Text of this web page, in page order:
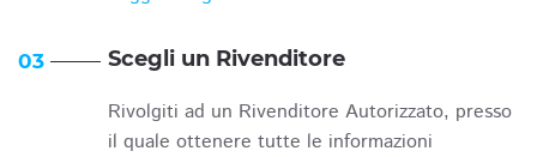
03 Scegli un Rivenditore
Rivolgiti ad un Rivenditore Autorizzato, presso
il quale ottenere tutte le informazioni